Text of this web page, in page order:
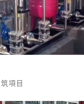
項目